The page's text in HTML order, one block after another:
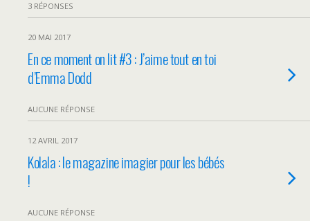
3 RÉPONSES
20 MAI 2017
En ce moment on lit #3 : J’aime tout en toi
d’Emma Dodd
AUCUNE RÉPONSE
12 AVRIL 2017
Kolala : le magazine imagier pour les bébés
!
AUCUNE RÉPONSE